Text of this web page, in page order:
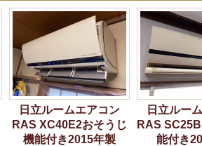
日立ルームエアコン
RAS XC40E2おそうじ
機能付き2015年製
日立ルー
RAS
能付き